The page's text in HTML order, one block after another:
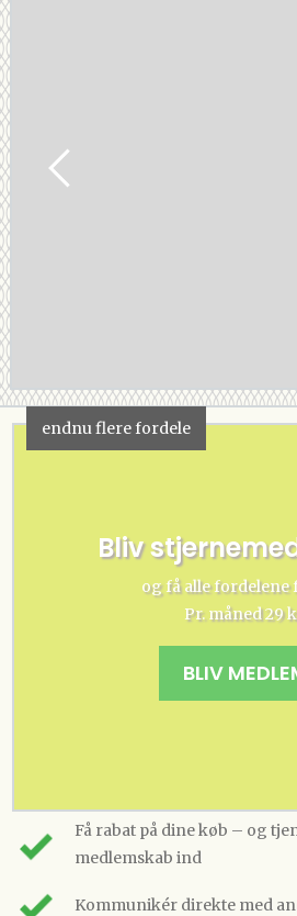
endnu flere fordele
Bliv
og få alle fordelene
Pr. måned 29
BLIV
Få rabat på dine køb – og
medlemskab ind
Kommunikér direkte med